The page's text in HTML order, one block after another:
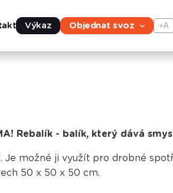
Výkaz Objednat svoz +A
Rebalík - balík, který dává
Je možné ji využít pro drobné
50 x 50 x 50 cm.